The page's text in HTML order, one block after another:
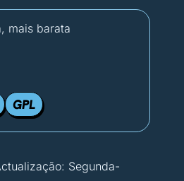
mais barata
GPL
Segunda-